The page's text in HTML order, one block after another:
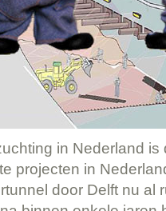
in Nederland is
projecten in
door Delft nu al